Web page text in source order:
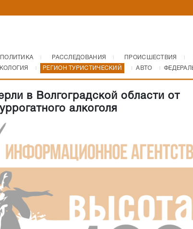
ПОЛИТИКА РАССЛЕДОВАНИЯ ПРОИСШЕСТВИЯ
РЕГИОН ТУРИСТИЧЕСКИЙ АВТО
в Волгоградской области от
алкоголя